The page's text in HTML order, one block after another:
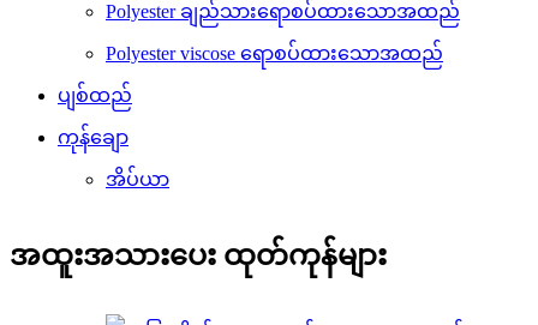
Polyester ချည်သားရောစပ်ထားသောအထည်
Polyester viscose ရောစပ်ထားသောအထည်
ပျစ်ထည်
ကုန်ချော
အိပ်ယာ
အထူးအသားပေး ထုတ်ကုန်များ